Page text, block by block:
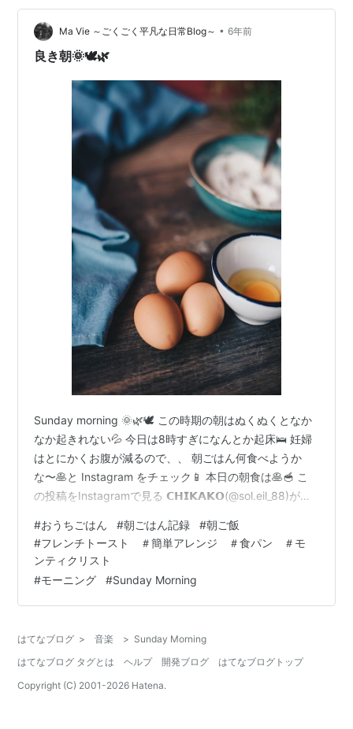
Ma Vie ～ごくごく平凡な日常Blog～ • 6年前
良き朝🌞🕊🌿
Sunday morning 🌞🌿🕊 この時期の朝はぬくぬくとなか
なか起きれない💦 今日は8時すぎになんとか起床🛌 妊婦
はとにかくお腹が減るので、、 朝ごはん何食べようか
な〜🥞と Instagram をチェック📱 本日の朝食は🥞🥣 こ
の投稿をInstagramで見る 𝗖𝗛𝗜𝗞𝗔𝗞𝗢(@sol.eil_88)がシ
ップ🍁が無かったので💦 オリゴ糖で・・・ 健康志向とい
うことで💦 あま〜いフレンチトーストで良き朝でした🍳
#おうちごはん #朝ごはん記録 #朝ご飯
#フレンチトースト ＃簡単アレンジ ＃食パン ＃モ
ンティクリスト
#モーニング #Sunday Morning
はてなブログ > 音楽 > Sunday Morning
はてなブログ タグとは
ヘルプ 開発ブログ
はてなブログトップ
Copyright (C) 2001-2026 Hatena.